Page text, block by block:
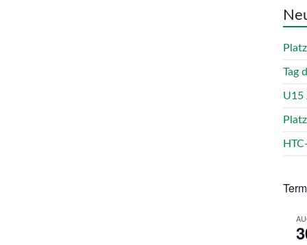
Tag
U15